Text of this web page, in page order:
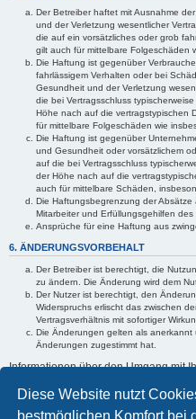
Diese Website nutzt
bestmöglichen Komfort bei
Der Betreiber haftet mit Ausnahme
und der Verletzung wesentlicher
die auf ein vorsätzliches oder grob
gilt auch für mittelbare Folgeschäden
Die Haftung ist gegenüber
fahrlässigem Verhalten oder bei
Gesundheit und der Verletzung
die bei Vertragsschluss
Höhe nach auf die vertragstypischen
für mittelbare Folgeschäden wie
Die Haftung ist gegenüber
und Gesundheit oder vorsätzlichem
auf die bei Vertragsschluss
der Höhe nach auf die
auch für mittelbare Schäden,
Die Haftungsbegrenzung der
Mitarbeiter und Erfüllungsgehilfen des
Ansprüche für eine Haftung aus
6. ÄNDERUNGSVORBEHALT
Der Betreiber ist berechtigt, die
zu ändern. Die Änderung wird dem
Der Nutzer ist berechtigt, den
Widerspruchs erlischt das zwischen
Vertragsverhältnis mit sofortiger
Die Änderungen gelten als
Änderungen zugestimmt hat.
Informationen über den Umgang mit